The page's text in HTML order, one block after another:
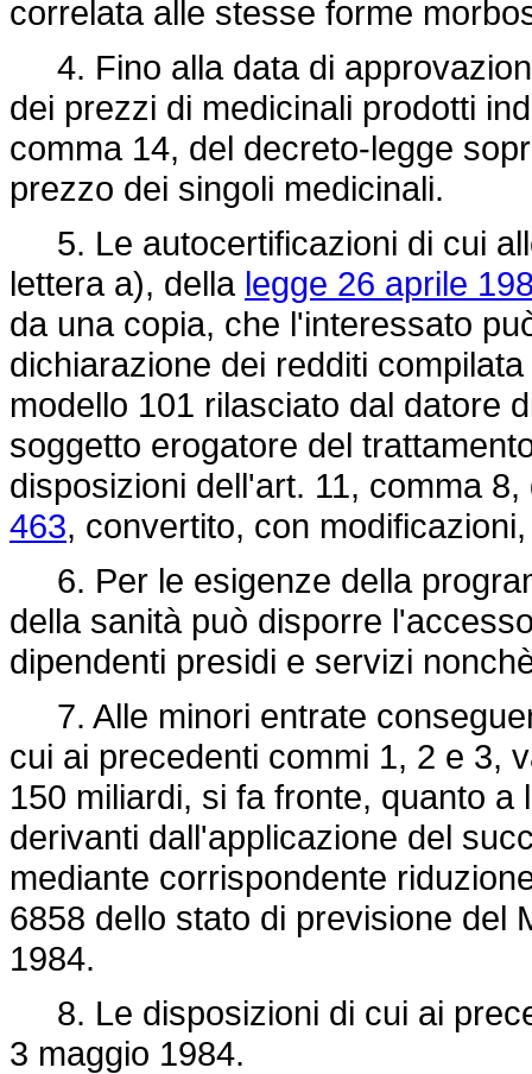
correlata alle stesse forme
4. Fino alla data di
dei prezzi di medicinali prodotti
comma 14, del decreto-legge
prezzo dei singoli medicinali.
5. Le autocertificazioni di cui
lettera a), della legge 26 aprile
da una copia, che l'interessato
dichiarazione dei redditi
modello 101 rilasciato dal datore
soggetto erogatore del
disposizioni dell'art. 11, comma
463, convertito, con
6. Per le esigenze della
della sanità può disporre
dipendenti presidi e servizi
7. Alle minori entrate
cui ai precedenti commi 1, 2 e 3,
150 miliardi, si fa fronte, quanto
derivanti dall'applicazione del
mediante corrispondente
6858 dello stato di previsione del
1984.
8. Le disposizioni di cui ai
3 maggio 1984.